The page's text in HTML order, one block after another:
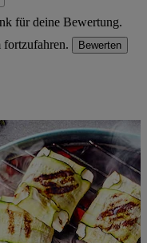
für deine Bewertung.
fortzufahren.
Bewerten